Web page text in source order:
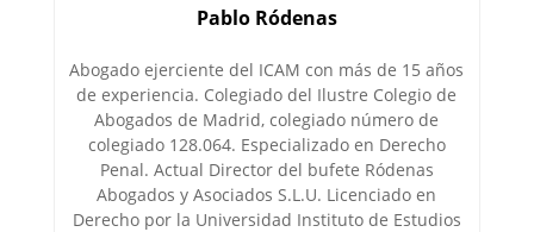
Pablo Ródenas
Abogado ejerciente del ICAM con más de 15 años
de experiencia. Colegiado del Ilustre Colegio de
Abogados de Madrid, colegiado número de
colegiado 128.064. Especializado en Derecho
Penal. Actual Director del bufete Ródenas
Abogados y Asociados S.L.U. Licenciado en
Derecho por la Universidad Instituto de Estudios